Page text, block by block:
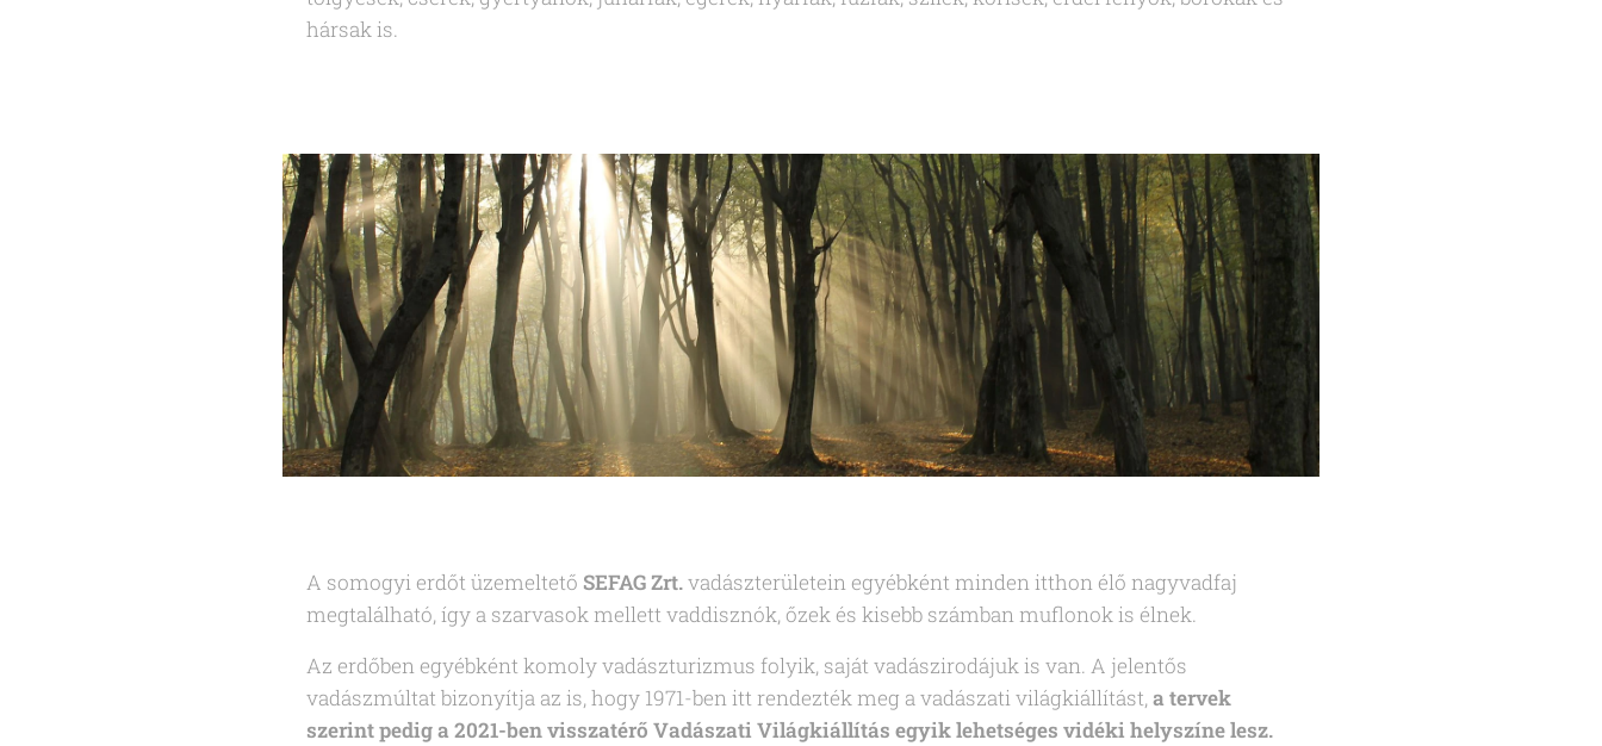
hársak is.
A somogyi erdőt üzemeltető SEFAG Zrt.vadászterületein egyébként minden itthon élő nagyvadfaj
megtalálható, így a szarvasok mellett vaddisznók, őzek és kisebb számban muflonok is élnek.
Az erdőben egyébként komoly vadászturizmus folyik, saját vadászirodájuk is van. A jelentős
vadászmúltat bizonyítja az is, hogy 1971-ben itt rendezték meg a vadászati világkiállítást,a tervek
szerint pedig a 2021-ben visszatérő Vadászati Világkiállítás egyik lehetséges vidéki helyszíne lesz.